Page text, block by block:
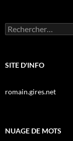
Rechercher :
SITE D'INFO
romain.gires.net
NUAGE DE MOTS